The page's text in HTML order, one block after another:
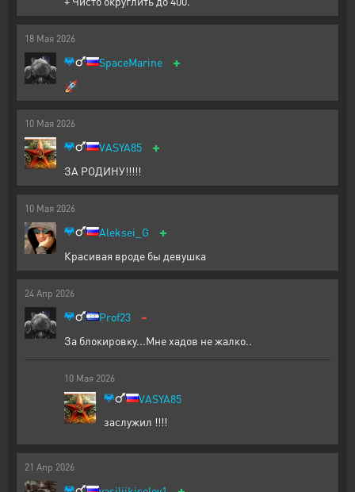
18 Мая 2026
SpaceMarine +
🚀
10 Мая 2026
VASYA85 +
ЗА РОДИНУ!!!!!
10 Мая 2026
Aleksei_G +
Красивая вроде бы девушка
24 Апр 2026
Prof23 -
За блокировку...Мне хадов не жалко..
10 Мая 2026
VASYA85
заслужил !!!!
21 Апр 2026